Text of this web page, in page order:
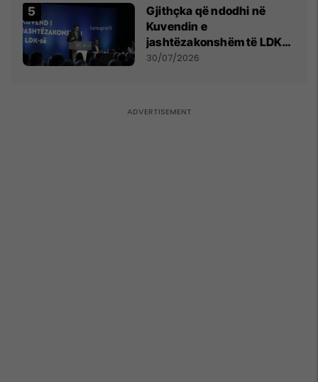
Gjithçka që ndodhi në
Kuvendin e
jashtëzakonshëm të LDK-
së
30/07/2026